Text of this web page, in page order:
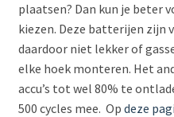
plaatsen? Dan kun je beter
kiezen. Deze batterijen zijn
daardoor niet lekker of
elke hoek monteren. Het
accu’s tot wel 80% te
500 cycles mee. Op deze